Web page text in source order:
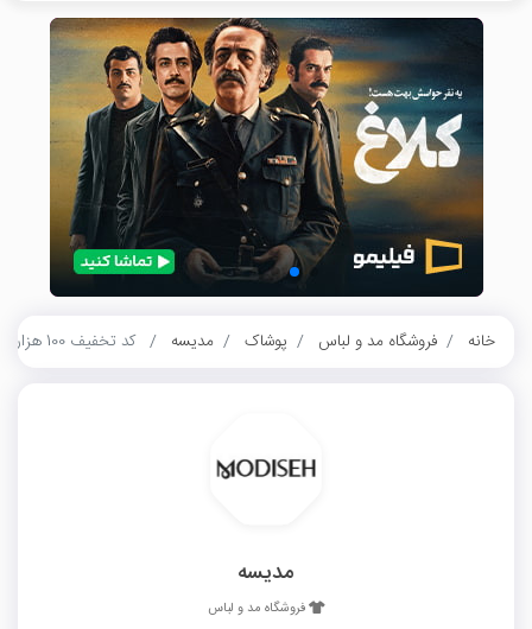
خانه فروشگاه مد و لباس پوشاک مدیسه کد تخفیف 100 هزار تومانی محصولات مردانه مدیسه
مدیسه
فروشگاه مد و لباس